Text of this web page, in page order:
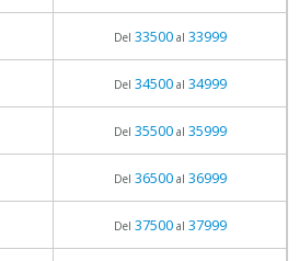
Del 33500al 33999
Del 34500al 34999
Del 35500al 35999
Del 36500al 36999
Del 37500al 37999